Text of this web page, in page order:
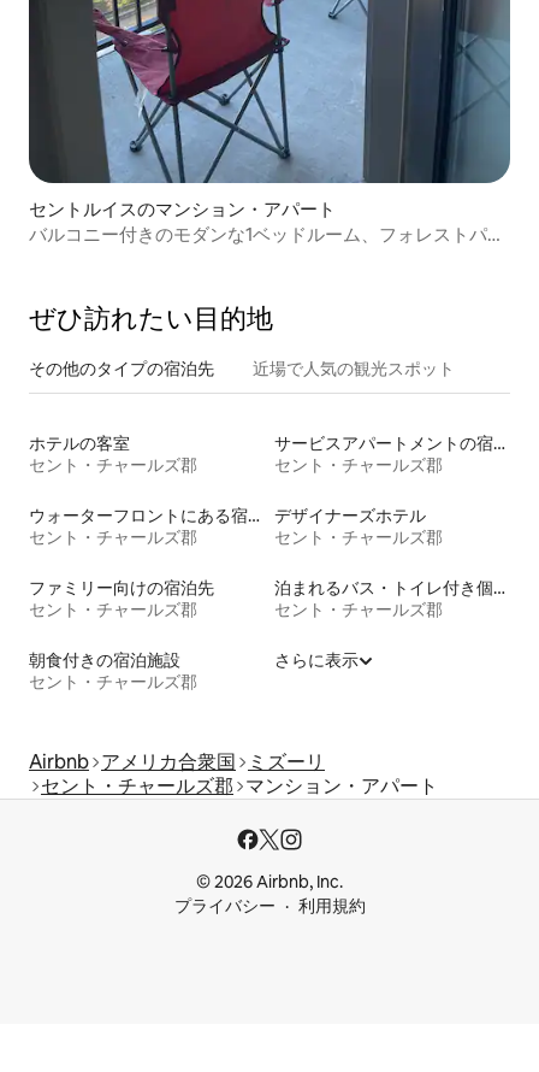
セントルイスのマンション・アパート
バルコニー付きのモダンな1ベッドルーム、フォレストパー
ぜひ訪⁠れ⁠た⁠い目⁠的⁠地
その他のタ⁠イ⁠プ⁠の宿⁠泊⁠先 近場で人気の観光スポット
ホテルの客室
セント・チャールズ郡
サービスアパートメントの宿泊施設
セント・チャールズ郡
ウォーターフロントにある宿泊施設
セント・チャールズ郡
デザイナーズホテル
セント・チャールズ郡
ファミリー向けの宿泊先
セント・チャールズ郡
泊まれるバス・トイレ付き個室
セント・チャールズ郡
朝食付きの宿泊施設
セント・チャールズ郡
さらに表示
Airbnb アメリカ合衆国
ミズーリ
セント・チャールズ郡 マンション・アパート
© 2026 Airbnb, Inc.
プライバシー
利用規約